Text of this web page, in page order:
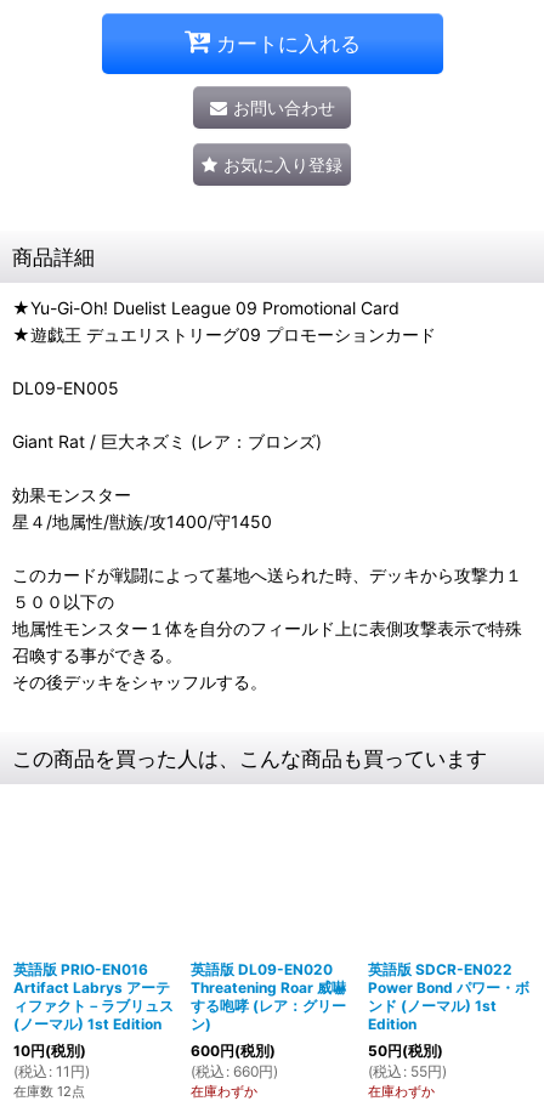
カートに入れる
お問い合わせ
お気に入り登録
商品詳細
★Yu-Gi-Oh! Duelist League 09 Promotional Card
★遊戯王 デュエリストリーグ09 プロモーションカード
DL09-EN005
Giant Rat / 巨大ネズミ (レア：ブロンズ)
効果モンスター
星４/地属性/獣族/攻1400/守1450
このカードが戦闘によって墓地へ送られた時、デッキから攻撃力１
５００以下の
地属性モンスター１体を自分のフィールド上に表側攻撃表示で特殊
召喚する事ができる。
その後デッキをシャッフルする。
この商品を買った人は、こんな商品も買っています
英語版 PRIO-EN016
Artifact Labrys アーテ
ィファクト－ラブリュス
(ノーマル) 1st Edition
10円(税別)
(税込 : 11 円)
在庫数 12点
英語版 DL09-EN020
Threatening Roar 威嚇
する咆哮 (レア：グリー
ン)
600円(税別)
(税込 : 660円)
在庫わずか
英語版 SDCR-EN022
Power Bond パワー・ボ
ンド (ノーマル) 1st
Edition
50円(税別)
(税込 : 55円)
在庫わずか